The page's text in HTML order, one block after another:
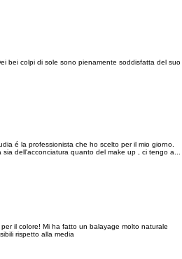
bei colpi di sole sono pienamente soddisfatta del suo
é la professionista che ho scelto per il mio giorno.
dell'acconciatura quanto del make up , ci tengo a...
il colore! Mi ha fatto un balayage molto naturale
rispetto alla media